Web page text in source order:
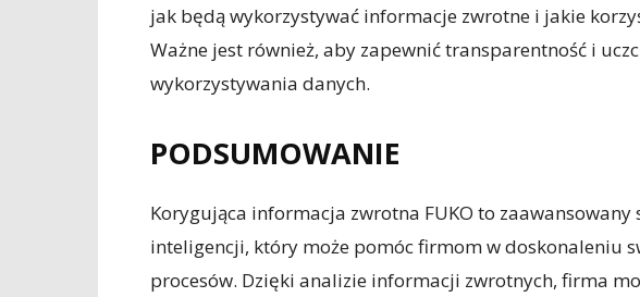
jak będą wykorzystywać informacje zwrotne i jakie
Ważne jest również, aby zapewnić transparentność i
wykorzystywania danych.
PODSUMOWANIE
Korygująca informacja zwrotna FUKO to
inteligencji, który może pomóc firmom w doskonaleniu
procesów. Dzięki analizie informacji zwrotnych, firma